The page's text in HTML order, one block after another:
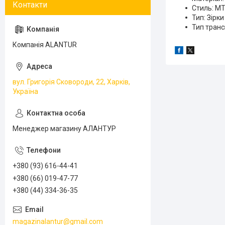
Стиль:
Тип: Зірки
Тип
Компанія ALANTUR
вул. Григорія Сковороди, 22, Харків,
Україна
Менеджер магазину АЛАНТУР
+380 (93) 616-44-41
+380 (66) 019-47-77
+380 (44) 334-36-35
magazinalantur@gmail.com